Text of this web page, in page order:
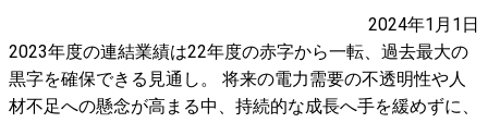
2024年1月1日
2023年度の連結業績は22年度の赤字から一転、過去最大の
黒字を確保できる見通し。 将来の電力需要の不透明性や人
材不足への懸念が高まる中、持続的な成長へ手を緩めずに、